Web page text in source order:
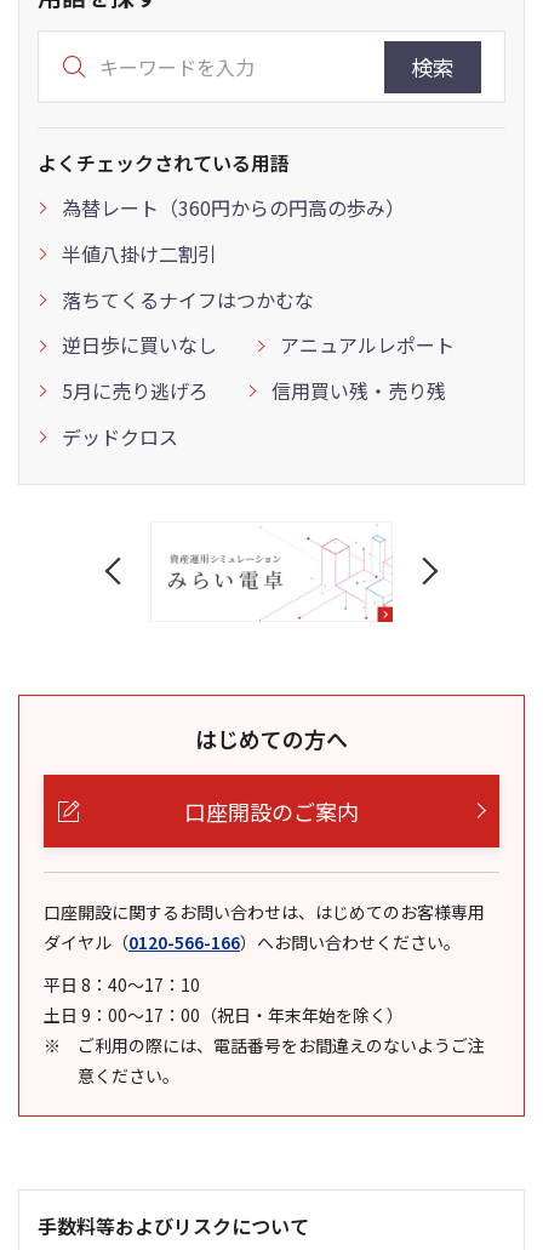
検索
よくチェックされている用語
為替レート（360円からの円高の歩み）
半値八掛け二割引
落ちてくるナイフはつかむな
逆日歩に買いなし
アニュアルレポート
5月に売り逃げろ
信用買い残・売り残
デッドクロス
はじめての方へ
口座開設のご案内
口座開設に関するお問い合わせは、はじめてのお客様専用
ダイヤル （0120-566-166） へお問い合わせください。
平日 8：40～17：10
土日 9：00～17：00（祝日・年末年始を除く）
ご利用の際には、電話番号をお間違えのないようご注
意ください。
手数料等およびリスクについて